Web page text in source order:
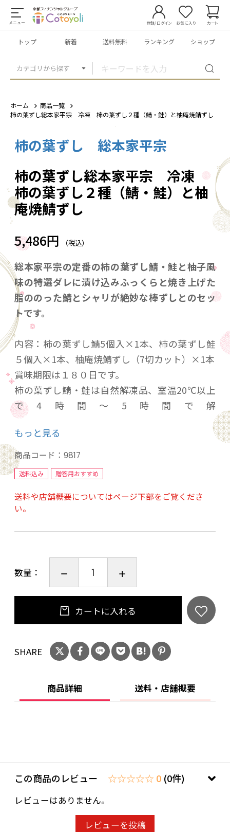
メニュー
カテゴリから探す
登録/ログイン お気に入り カート
トップ 新着 送料無料 ランキング ショップ
ホーム
商品一覧
柿の葉ずし総本家平宗 冷凍 柿の葉ずし２種（鯖・鮭）と柚庵焼鯖ずし
柿の葉ずし 総本家平宗
柿の葉ずし総本家平宗 冷凍
柿の葉ずし２種（鯖・鮭）と柚
庵焼鯖ずし
5,486円 （税込）
総本家平宗の定番の柿の葉ずし鯖・鮭と柚子風
味の特選ダレに漬け込みふっくらと焼き上げた
脂ののった鯖とシャリが絶妙な棒ずしとのセッ
トです。
内容：柿の葉ずし鯖5個入×1本、柿の葉ずし鮭
５個入×1本、柚庵焼鯖ずし（7切カット）×1本
賞味期限は１８０日です。
柿の葉ずし鯖・鮭は自然解凍品、室温20℃以上
で4時間～5時間で解
凍
柚庵焼鯖ずしは自然解凍、レンジ解凍対応商
品：電子レンジ500ｗ「あたため」で3分～3分半
で解凍。解凍後は袋のまま20～30分おくことで
味が馴染みより一層美味しくお召し上がりいた
だけます。解凍後24時間以内にお召し上がりく
ださい。
お名前をお入れできます。宛名書きをご希望の
方は、
ご購入時のお問い合わせ欄に、①のしの種類
「無地のし」または「お中元」、②記入するお
名前を必ずご入力下さい。
のし、名入れなし」でお届けいたします。
もっと見る
商品コード： 9817
送料込み 贈答用おすすめ
送料や店舗概要についてはページ下部をご覧くださ
い。
数量：
カートに入れる
SHARE
商品詳細 送料・店舗概要
この商品のレビュー ☆☆☆☆☆ 0 (0件)
レビューはありません。
レビューを投稿